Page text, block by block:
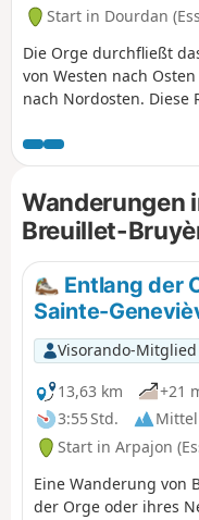
Start in Dourdan
Die Orge durchfließt
von Westen nach
nach Nordosten. Diese
Route wechselt
insbesondere einer
durch Unterholz, der
und städtischen
Wanderungen
Breuillet-
Entlang der
Sainte-
Visorando-Mitglied
13,63 km
+21
3:55 Std.
Mittel
Start in Arpajon
Eine Wanderung von
der Orge oder ihres